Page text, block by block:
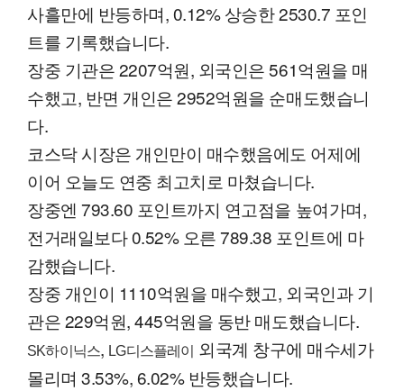
사흘만에 반등하며, 0.12% 상승한 2530.7 포인
트를 기록했습니다.
장중 기관은 2207억원, 외국인은 561억원을 매
수했고, 반면 개인은 2952억원을 순매도했습니
다.
코스닥 시장은 개인만이 매수했음에도 어제에
이어 오늘도 연중 최고치로 마쳤습니다.
장중엔 793.60 포인트까지 연고점을 높여가며,
전거래일보다 0.52% 오른 789.38 포인트에 마
감했습니다.
장중 개인이 1110억원을 매수했고, 외국인과 기
관은 229억원, 445억원을 동반 매도했습니다.
SK하이닉스, LG디스플레이
외국계 창구에 매수세가
몰리며 3.53%, 6.02% 반등했습니다.